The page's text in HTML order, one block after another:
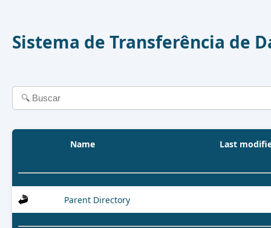
Sistema de Transferência de
Name Last
Parent Directory